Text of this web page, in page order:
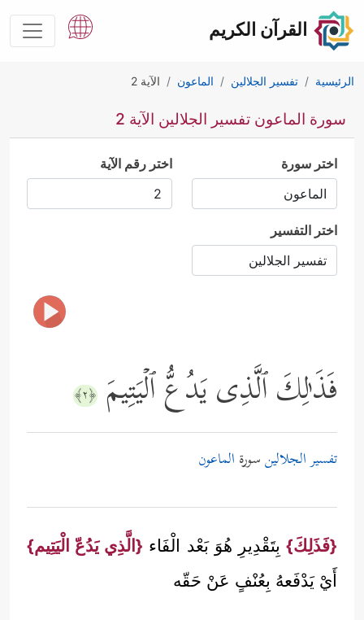
القرآن الكريم
الرئيسية تفسير الجلالين الماعون الآية 2
سورة الماعون تفسير الجلالين الآية 2
اختر سورة اختر رقم الآية
اختر التفسير
فَذَ ٰ⁠لِكَ ٱلَّذِی یَدُعُّ ٱلۡیَتِیمَ ﴿٢﴾
تفسير الجلالينسورة الماعون
{فَذَلِكَ}بِتَقْدِيرِ هُوَ بَعْد الْفَاء {الَّذِي يَدُعّ الْيَتِيم}
أَيْ يَدْفَعهُ بِعُنْفٍ عَنْ حَقّه